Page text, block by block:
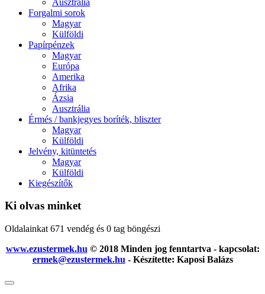
Forgalmi sorok
Magyar
Külföldi
Papírpénzek
Magyar
Európa
Amerika
Afrika
Ázsia
Ausztrália
Érmés / bankjegyes boríték, bliszter
Magyar
Külföldi
Jelvény, kitüntetés
Magyar
Külföldi
Kiegészítők
Ki olvas minket
Oldalainkat 671 vendég és 0 tag böngészi
www.ezustermek.hu © 2018 Minden jog fenntartva - kapcsolat:
ermek@ezustermek.hu - Készítette: Kaposi Balázs